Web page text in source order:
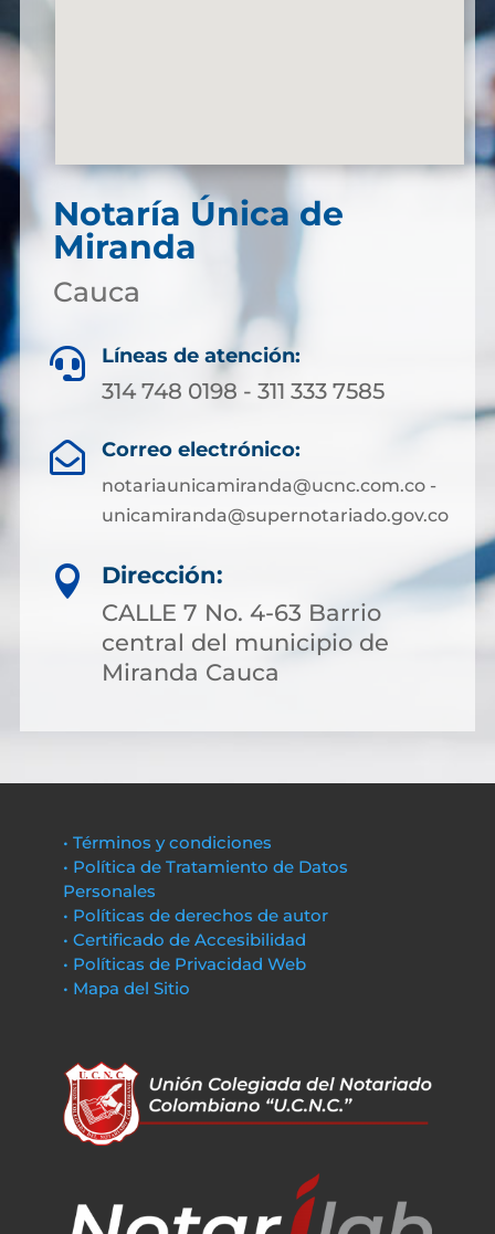
Notaría Única de
Miranda
Cauca
 Líneas de atención:
314 748 0198 - 311 333 7585
 Correo electrónico:
notariaunicamiranda@ucnc.com.co -
unicamiranda@supernotariado.gov.co

Dirección:
CALLE 7 No. 4-63 Barrio
central del municipio de
Miranda Cauca
• Términos y condiciones
• Política de Tratamiento de Datos
Personales
• Políticas de derechos de autor
• Certificado de Accesibilidad
• Políticas de Privacidad Web
• Mapa del Sitio